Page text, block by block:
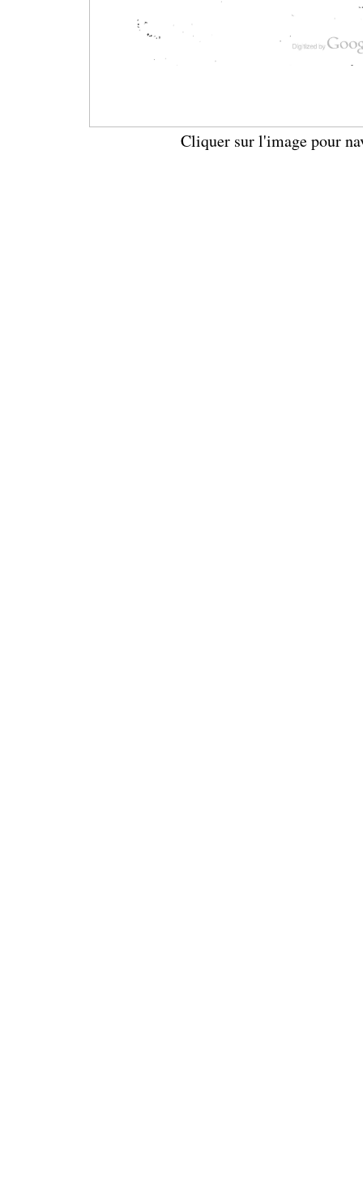
Cliquer sur l'image pour